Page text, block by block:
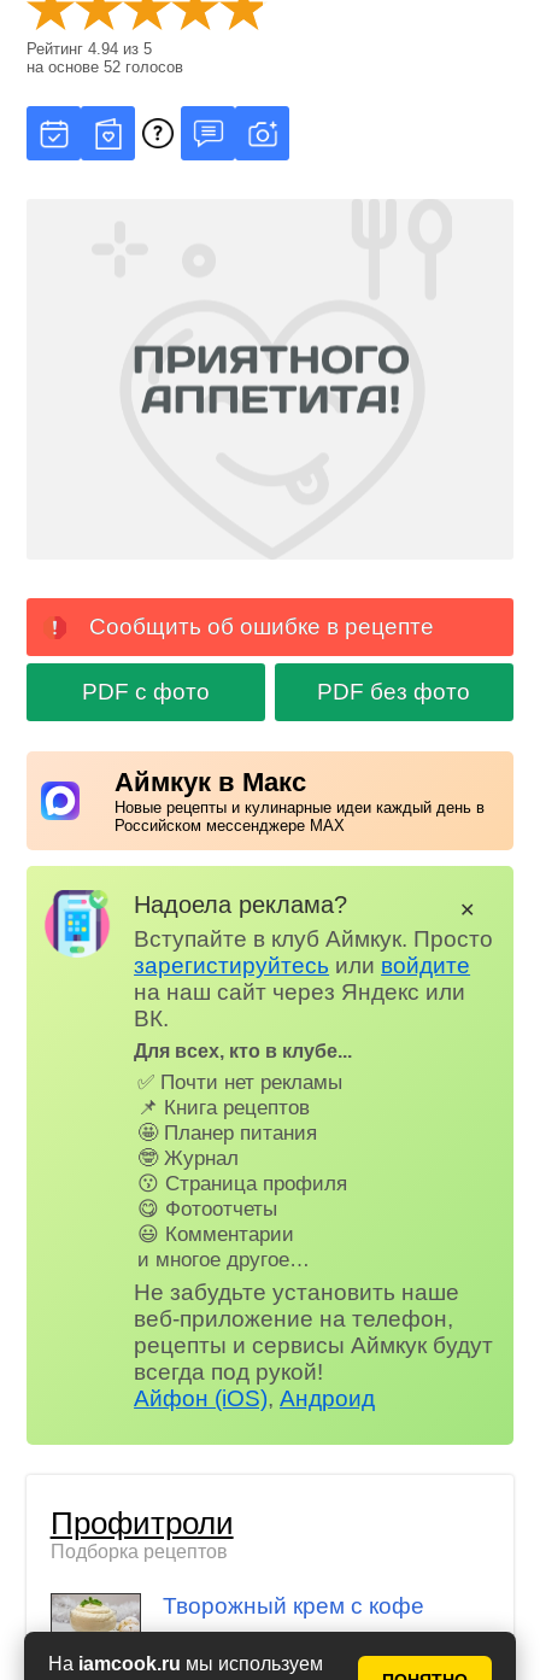
На iamcook.ru мы используем
Рейтинг4.94 из5
на основе52 голосов
Сообщить об ошибке в рецепте
PDF с фото PDF без фото
Аймкук в Макс
Новые рецепты и кулинарные идеи каждый день в
Российском мессенджере MAX
Надоела реклама?
Вступайте в клуб Аймкук. Просто
зарегистируйтесь или войдите
на наш сайт через Яндекс или
ВК.
Для всех, кто в клубе...
✅ Почти нет рекламы
📌 Книга рецептов
🤩 Планер питания
🤓 Журнал
😗 Страница профиля
😋 Фотоотчеты
😃 Комментарии
и многое другое…
Не забудьте установить наше
веб-приложение на телефон,
рецепты и сервисы Аймкук будут
всегда под рукой!
Айфон (iOS),Андроид
✕
Профитроли
Подборка рецептов
Творожный крем с кофе